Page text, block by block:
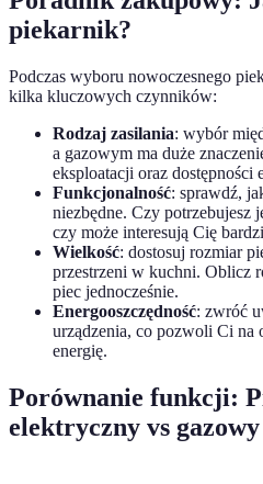
piekarnik?
Podczas wyboru nowoczesnego
kilka kluczowych czynników:
Rodzaj zasilania: wybór
a gazowym ma duże
eksploatacji oraz dostępności
Funkcjonalność: sprawdź,
niezbędne. Czy potrzebujesz
czy może interesują Cię
Wielkość: dostosuj rozmiar
przestrzeni w kuchni. Oblicz
piec jednocześnie.
Energooszczędność: zwróć
urządzenia, co pozwoli Ci na
energię.
Porównanie funkcji:
elektryczny vs gazowy